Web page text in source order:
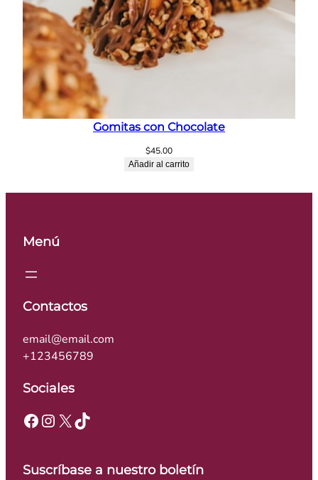
Gomitas con Chocolate
$45.00
Añadir al carrito
Menú
Contactos
email@email.com
+123456789
Sociales
Facebook Instagram X TikTok
Suscríbase a nuestro boletín